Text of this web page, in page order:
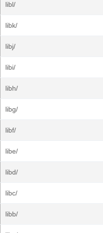
libl/
libk/
libj/
libi/
libh/
libg/
libf/
libe/
libd/
libc/
libb/